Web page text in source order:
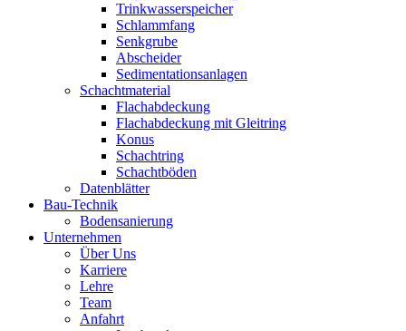
Trinkwasserspeicher
Schlammfang
Senkgrube
Abscheider
Sedimentationsanlagen
Schachtmaterial
Flachabdeckung
Flachabdeckung mit Gleitring
Konus
Schachtring
Schachtböden
Datenblätter
Bau-Technik
Bodensanierung
Unternehmen
Über Uns
Karriere
Lehre
Team
Anfahrt